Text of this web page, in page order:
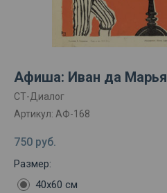
Афиша: Иван да Марья
СТ-Диалог
Артикул: АФ-168
750 руб.
Размер:
40х60 см